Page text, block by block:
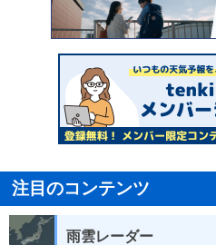
注目のコンテンツ
雨雲レーダー